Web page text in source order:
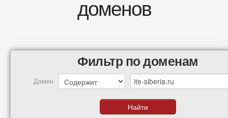
доменов
Фильтр по доменам
Домен